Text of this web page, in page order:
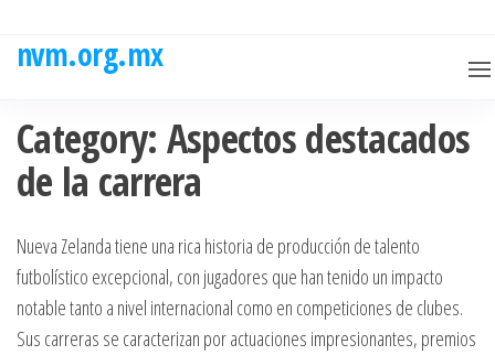
nvm.org.mx
Category: Aspectos destacados
de la carrera
Nueva Zelanda tiene una rica historia de producción de talento
futbolístico excepcional, con jugadores que han tenido un impacto
notable tanto a nivel internacional como en competiciones de clubes.
Sus carreras se caracterizan por actuaciones impresionantes, premios